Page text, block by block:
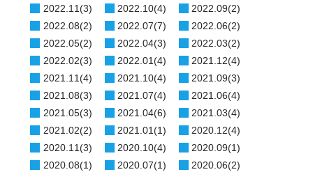
2022.11(3)
2022.10(4)
2022.09(2)
2022.08(2)
2022.07(7)
2022.06(2)
2022.05(2)
2022.04(3)
2022.03(2)
2022.02(3)
2022.01(4)
2021.12(4)
2021.11(4)
2021.10(4)
2021.09(3)
2021.08(3)
2021.07(4)
2021.06(4)
2021.05(3)
2021.04(6)
2021.03(4)
2021.02(2)
2021.01(1)
2020.12(4)
2020.11(3)
2020.10(4)
2020.09(1)
2020.08(1)
2020.07(1)
2020.06(2)